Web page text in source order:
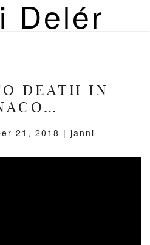
Delér
DEATH IN
21, 2018 | janni